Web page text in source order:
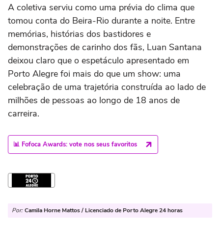
A coletiva serviu como uma prévia do clima que
tomou conta do Beira-Rio durante a noite. Entre
memórias, histórias dos bastidores e
demonstrações de carinho dos fãs, Luan Santana
deixou claro que o espetáculo apresentado em
Porto Alegre foi mais do que um show: uma
celebração de uma trajetória construída ao lado de
milhões de pessoas ao longo de 18 anos de
carreira.
📊 Fofoca Awards: vote nos seus favoritos
Por: Camila Horne Mattos / Licenciado de Porto Alegre 24 horas